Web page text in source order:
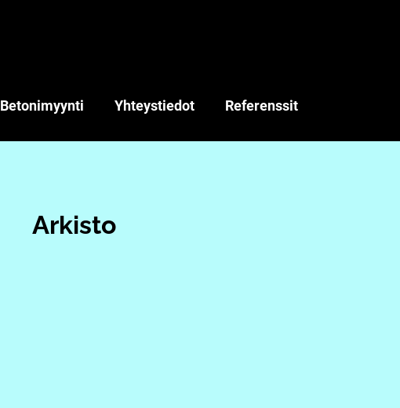
Betonimyynti Yhteystiedot Referenssit
Arkisto